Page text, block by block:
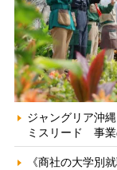
ジャングリア沖
ミスリード 事業
《商社の大学別